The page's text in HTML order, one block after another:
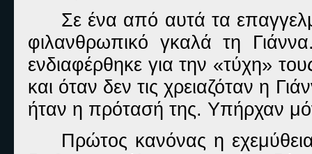
Σε ένα από αυτά τα
φιλανθρωπικό γκαλά τη
ενδιαφέρθηκε για την «τύχη»
και όταν δεν τις χρειαζόταν η
ήταν η πρότασή της. Υπήρχαν
Πρώτος κανόνας η